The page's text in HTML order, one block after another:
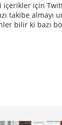
için
takibe almayı
bilir ki bazı